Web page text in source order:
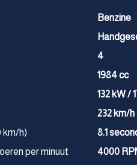
Benzine
4
1984 cc
132 kW /
232 km/h
km/h)
8.1
per minuut
4000